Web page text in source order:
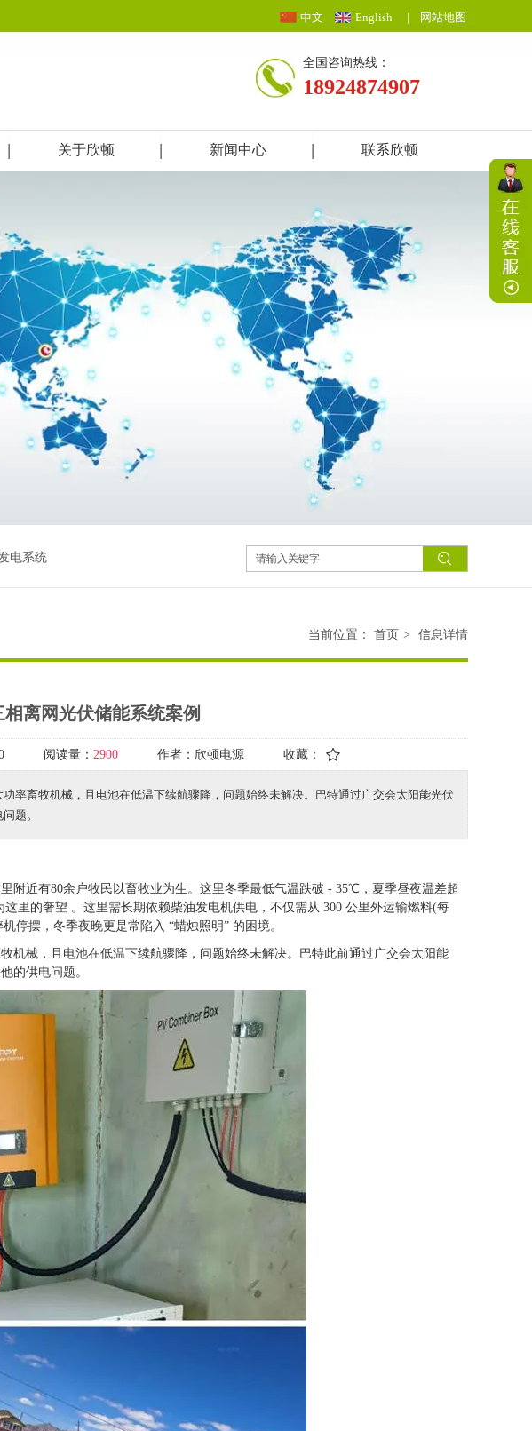
全国咨询热线：
18924874907
中文 English | 网站地图
关于欣顿 新闻中心 联系欣顿
电系统
当前位置： 首页 > 信息详情
离网光伏储能系统案例
阅读量： 2900 作者： 欣顿电源 收藏：
率畜牧机械，且电池在低温下续航骤降，问题始终未解决。巴特通过广交会太阳能光伏
题。
近有80余户牧民以畜牧业为生。这里冬季最低气温跌破 - 35℃，夏季昼夜温差超
里的奢望 。这里需长期依赖柴油发电机供电，不仅需从 300 公里外运输燃料(每
停摆，冬季夜晚更是常陷入 “蜡烛照明” 的困境。
机械，且电池在低温下续航骤降，问题始终未解决。巴特此前通过广交会太阳能
的供电问题。